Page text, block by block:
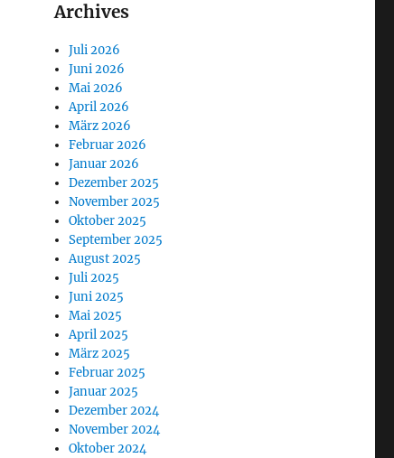
Archives
Juli 2026
Juni 2026
Mai 2026
April 2026
März 2026
Februar 2026
Januar 2026
Dezember 2025
November 2025
Oktober 2025
September 2025
August 2025
Juli 2025
Juni 2025
Mai 2025
April 2025
März 2025
Februar 2025
Januar 2025
Dezember 2024
November 2024
Oktober 2024